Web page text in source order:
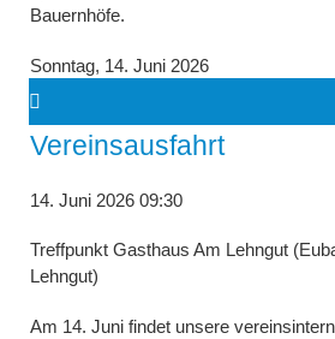
Bauernhöfe.
Sonntag, 14. Juni 2026
Vereinsausfahrt
14. Juni 2026 09:30
Treffpunkt Gasthaus Am Lehngut
Lehngut)
Am 14. Juni findet unsere